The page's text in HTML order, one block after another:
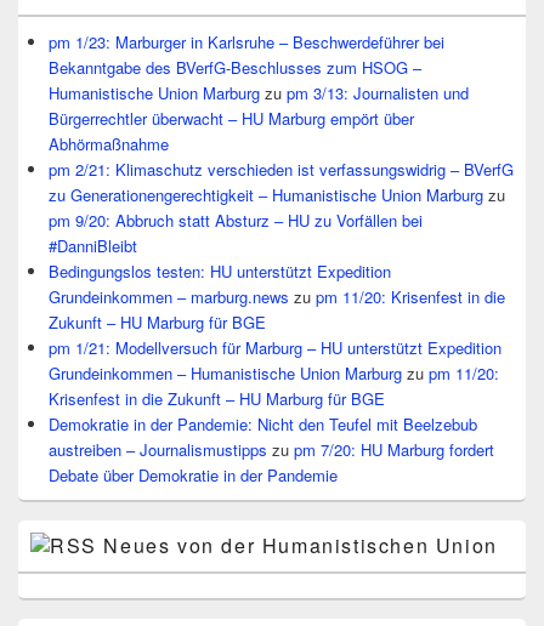
pm 1/23: Marburger in Karlsruhe – Beschwerdeführer bei
Bekanntgabe des BVerfG-Beschlusses zum HSOG –
Humanistische Union Marburg zu pm 3/13: Journalisten und
Bürgerrechtler überwacht – HU Marburg empört über
Abhörmaßnahme
pm 2/21: Klimaschutz verschieden ist verfassungswidrig – BVerfG
zu Generationengerechtigkeit – Humanistische Union Marburg zu
pm 9/20: Abbruch statt Absturz – HU zu Vorfällen bei
#DanniBleibt
Bedingungslos testen: HU unterstützt Expedition
Grundeinkommen – marburg.news zu pm 11/20: Krisenfest in die
Zukunft – HU Marburg für BGE
pm 1/21: Modellversuch für Marburg – HU unterstützt Expedition
Grundeinkommen – Humanistische Union Marburg zu pm 11/20:
Krisenfest in die Zukunft – HU Marburg für BGE
Demokratie in der Pandemie: Nicht den Teufel mit Beelzebub
austreiben – Journalismustipps zu pm 7/20: HU Marburg fordert
Debate über Demokratie in der Pandemie
Neues von der Humanistischen Union